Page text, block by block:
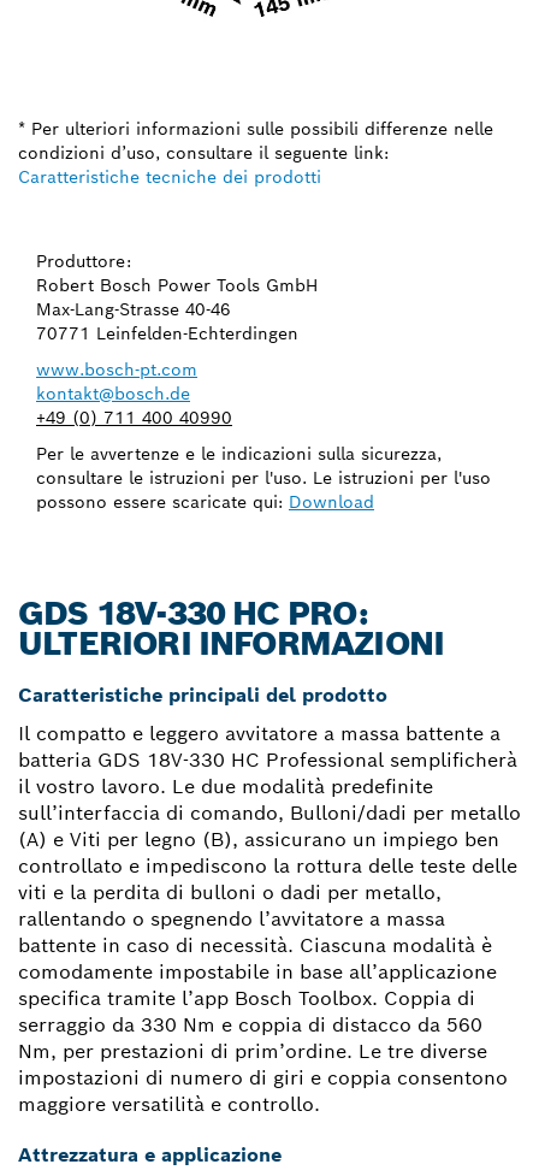
* Per ulteriori informazioni sulle possibili differenze nelle
condizioni d’uso, consultare il seguente link:
Caratteristiche tecniche dei prodotti
Produttore:
Robert Bosch Power Tools GmbH
Max-Lang-Strasse 40-46
70771 Leinfelden-Echterdingen
www.bosch-pt.com
kontakt@bosch.de
+49 (0) 711 400 40990
Per le avvertenze e le indicazioni sulla sicurezza,
consultare le istruzioni per l'uso. Le istruzioni per l'uso
possono essere scaricate qui: Download
GDS 18V-330 HC PRO:
ULTERIORI INFORMAZIONI
Caratteristiche principali del prodotto
Il compatto e leggero avvitatore a massa battente a
batteria GDS 18V-330 HC Professional semplificherà
il vostro lavoro. Le due modalità predefinite
sull’interfaccia di comando, Bulloni/dadi per metallo
(A) e Viti per legno (B), assicurano un impiego ben
controllato e impediscono la rottura delle teste delle
viti e la perdita di bulloni o dadi per metallo,
rallentando o spegnendo l’avvitatore a massa
battente in caso di necessità. Ciascuna modalità è
comodamente impostabile in base all’applicazione
specifica tramite l’app Bosch Toolbox. Coppia di
serraggio da 330 Nm e coppia di distacco da 560
Nm, per prestazioni di prim’ordine. Le tre diverse
impostazioni di numero di giri e coppia consentono
maggiore versatilità e controllo.
Attrezzatura e applicazione